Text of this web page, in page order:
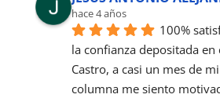
hace 4 años
100%
la confianza depositada en
Castro, a casi un mes de
columna me siento